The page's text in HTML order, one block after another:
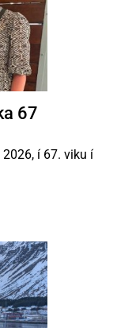
67
í 67. viku í
FUNDAR MEÐ